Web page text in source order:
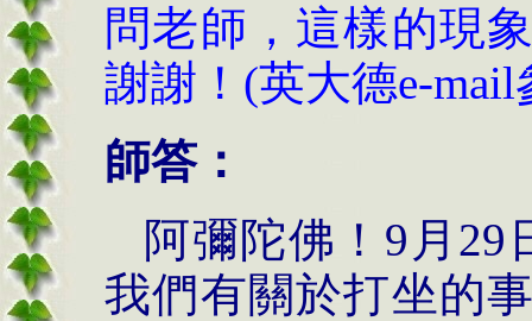
問老師，這樣的現
謝謝！(英大德e-mail
師答：
阿彌陀佛！ 9 月 29
我們有關於打坐的